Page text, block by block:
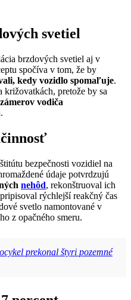
svetiel
brzdových svetiel aj v
spočíva v tom, že by
kedy vozidlo spomaľuje.
pretože by sa
vodiča
bezpečnosti vozidiel na
údaje potvrdzujú
nehôd, rekonštruoval ich
rýchlejší reakčný čas
svetlo namontované v
z opačného smeru.
prekonal štyri pozemné